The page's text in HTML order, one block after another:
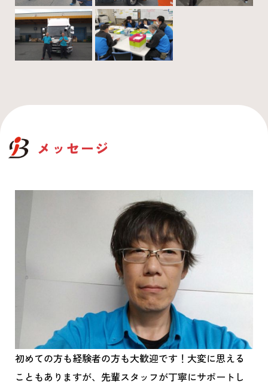
メッセージ
初めての方も経験者の方も大歓迎です！大変に思える
こともありますが、先輩スタッフが丁寧にサポートし